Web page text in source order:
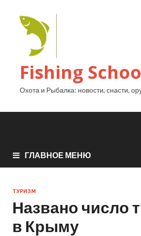
Fishing
Охота и Рыбалка: новости, снасти,
ГЛАВНОЕ МЕНЮ
ТУРИЗМ
Названо число
в Крыму